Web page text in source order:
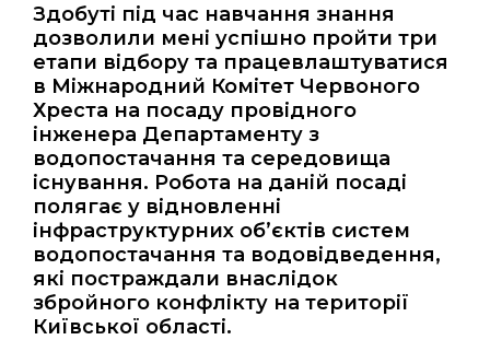
Здобуті під час навчання знання
дозволили мені успішно пройти три
етапи відбору та працевлаштуватися
в Міжнародний Комітет Червоного
Хреста на посаду провідного
інженера Департаменту з
водопостачання та середовища
існування. Робота на даній посаді
полягає у відновленні
інфраструктурних об’єктів систем
водопостачання та водовідведення,
які постраждали внаслідок
збройного конфлікту на території
Київської області.